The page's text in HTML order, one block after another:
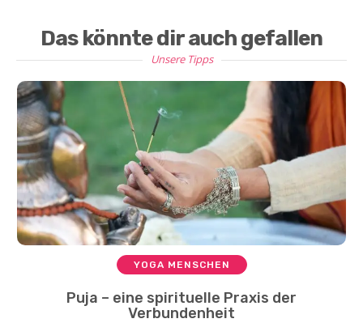
Das könnte dir auch gefallen
Unsere Tipps
YOGA MENSCHEN
Puja – eine spirituelle Praxis der
Verbundenheit